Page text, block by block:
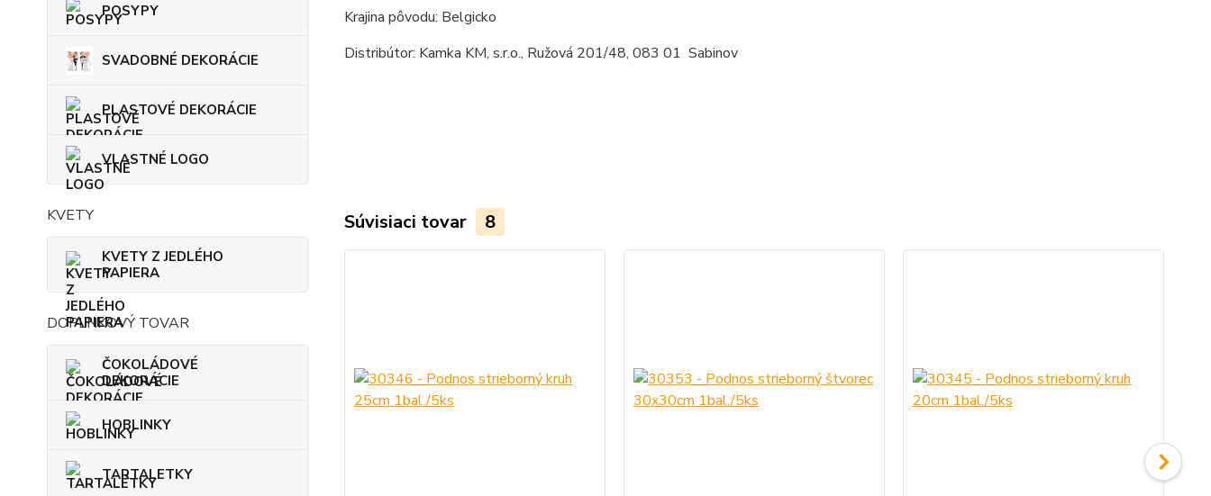
POSYPY
SVADOBNÉ DEKORÁCIE
PLASTOVÉ DEKORÁCIE
VLASTNÉ LOGO
KVETY
KVETY Z JEDLÉHO
PAPIERA
DOPLNKOVÝ TOVAR
ČOKOLÁDOVÉ
DEKORÁCIE
HOBLINKY
TARTALETKY
Krajina pôvodu: Belgicko
Distribútor: Kamka KM, s.r.o., Ružová 201/48, 083 01 Sabinov
Súvisiaci tovar 8